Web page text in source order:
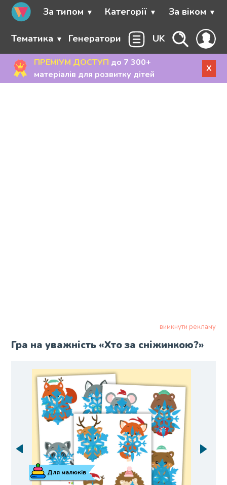
За типом Категорії За віком
Тематика Генератори UK
ПРЕМІУМ ДОСТУП до 7 300+
матеріалів для розвитку дітей
X
вимкнути рекламу
Гра на уважність «Хто за сніжинкою?»
Для малюків